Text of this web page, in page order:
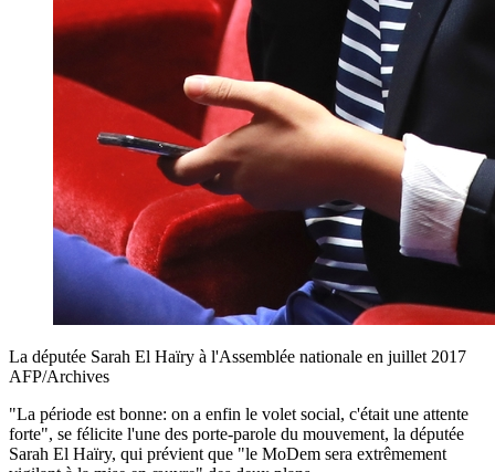
La députée Sarah El Haïry à l'Assemblée nationale en juillet 2017
AFP/Archives
"La période est bonne: on a enfin le volet social, c'était une attente
forte", se félicite l'une des porte-parole du mouvement, la députée
Sarah El Haïry, qui prévient que "le MoDem sera extrêmement